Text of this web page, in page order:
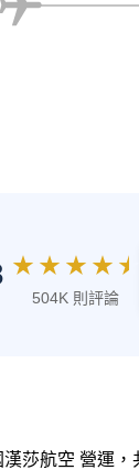
★ ★ ★ ★ ★
504K 則評論
莎航空 營運，